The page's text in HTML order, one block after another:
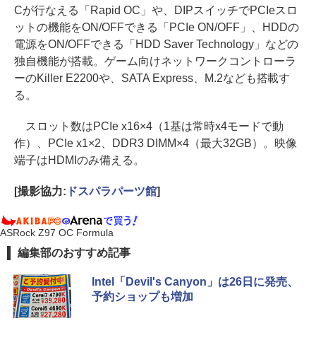
Cが行なえる「Rapid OC」や、DIPスイッチでPCIeスロ
ットの機能をON/OFFできる「PCIe ON/OFF」、HDDの
電源をON/OFFできる「HDD Saver Technology」などの
独自機能が搭載。ゲーム向けネットワークコントローラ
ーのKiller E2200や、SATA Express、M.2なども搭載す
る。
スロット数はPCIe x16×4（1基は常時x4モードで動
作）、PCIe x1×2、DDR3 DIMM×4（最大32GB）。映像
端子はHDMIのみ備える。
[撮影協力: ドスパラパーツ館]
ASRock Z97 OC Formula
編集部のおすすめ記事
Intel「Devil's Canyon」は26日に発売、
予約ショップも増加